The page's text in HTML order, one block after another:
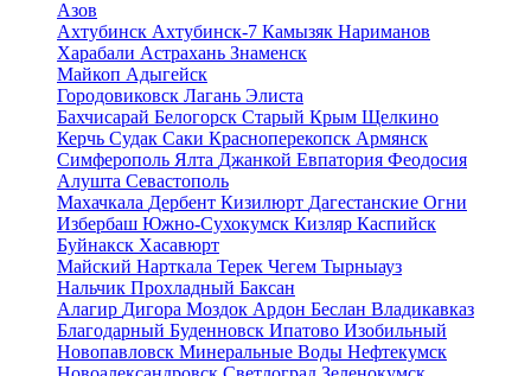
Азов
Ахтубинск Ахтубинск-7 Камызяк Нариманов
Харабали Астрахань Знаменск
Майкоп Адыгейск
Городовиковск Лагань Элиста
Бахчисарай Белогорск Старый Крым Щелкино
Керчь Судак Саки Красноперекопск Армянск
Симферополь Ялта Джанкой Евпатория Феодосия
Алушта Севастополь
Махачкала Дербент Кизилюрт Дагестанские Огни
Избербаш Южно-Сухокумск Кизляр Каспийск
Буйнакск Хасавюрт
Майский Нарткала Терек Чегем Тырныауз
Нальчик Прохладный Баксан
Алагир Дигора Моздок Ардон Беслан Владикавказ
Благодарный Буденновск Ипатово Изобильный
Новопавловск Минеральные Воды Нефтекумск